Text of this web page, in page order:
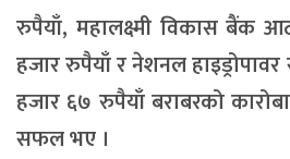
रुपैयाँ, महालक्ष्मी विकास बैंक
हजार रुपैयाँ र नेशनल
हजार ६७ रुपैयाँ बराबरको
सफल भए ।